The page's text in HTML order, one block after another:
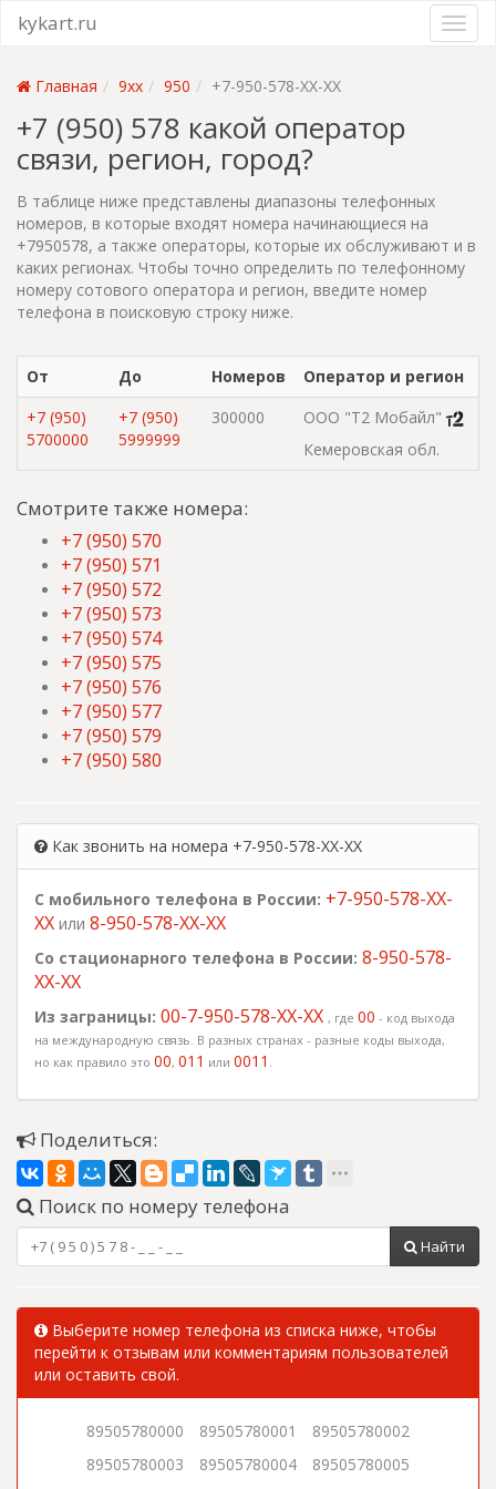
kykart.ru
Главная 9xx 950 +7-950-578-XX-XX
+7 (950) 578 какой оператор
связи, регион, город?
В таблице ниже представлены диапазоны телефонных
номеров, в которые входят номера начинающиеся на
+7950578, а также операторы, которые их обслуживают и в
каких регионах. Чтобы точно определить по телефонному
номеру сотового оператора и регион, введите номер
телефона в поисковую строку ниже.
От До Номеров
Оператор и регион
+7 (950)
5700000
+7 (950)
5999999
300000
ООО "Т2 Мобайл"
Кемеровская обл.
Смотрите также номера:
+7 (950) 570
+7 (950) 571
+7 (950) 572
+7 (950) 573
+7 (950) 574
+7 (950) 575
+7 (950) 576
+7 (950) 577
+7 (950) 579
+7 (950) 580
Как звонить на номера +7-950-578-XX-XX
С мобильного телефона в России: +7-950-578-XX-
XX или 8-950-578-XX-XX
Со стационарного телефона в России: 8-950-578-
XX-XX
Из заграницы: 00-7-950-578-XX-XX , где 00 - код выхода
на международную связь. В разных странах - разные коды выхода,
но как правило это 00, 011 или 0011 .
Поделиться:
Поиск по номеру телефона
Найти
Выберите номер телефона из списка ниже, чтобы
перейти к отзывам или комментариям пользователей
или оставить свой.
89505780000 89505780001
89505780002
89505780003
89505780004
89505780005